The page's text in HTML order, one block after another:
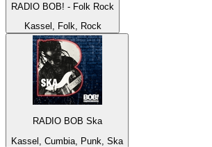
RADIO BOB! - Folk Rock
Kassel, Folk, Rock
RADIO BOB Ska
Kassel, Cumbia, Punk, Ska